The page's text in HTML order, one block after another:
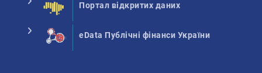
Портал відкритих даних
eData Публічні фінанси України